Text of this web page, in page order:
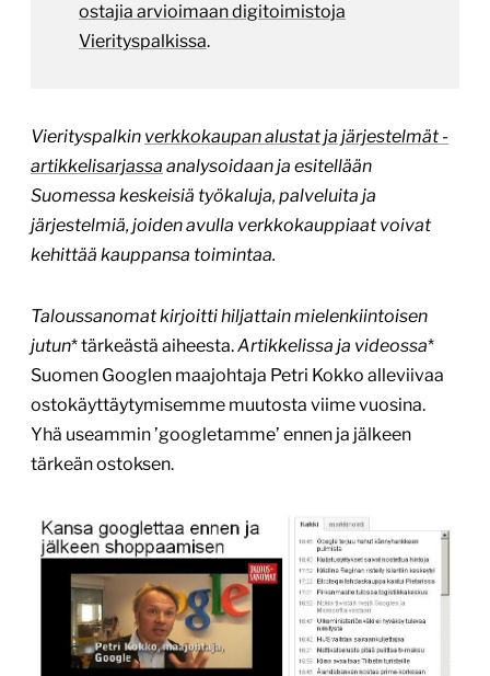
ostajia arvioimaan digitoimistoja
Vierityspalkissa.
Vierityspalkin verkkokaupan alustat ja järjestelmät -
artikkelisarjassa analysoidaan ja esitellään
Suomessa keskeisiä työkaluja, palveluita ja
järjestelmiä, joiden avulla verkkokauppiaat voivat
kehittää kauppansa toimintaa.
Taloussanomat kirjoitti hiljattain mielenkiintoisen
jutun* tärkeästä aiheesta.Artikkelissa ja videossa*
Suomen Googlen maajohtaja Petri Kokko alleviivaa
ostokäyttäytymisemme muutosta viime vuosina.
Yhä useammin ’googletamme’ ennen ja jälkeen
tärkeän ostoksen.